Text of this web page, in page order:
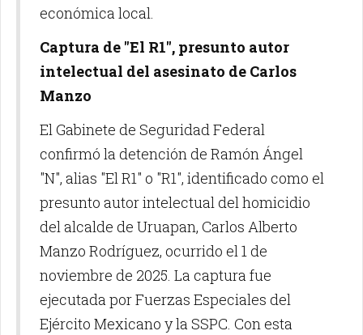
económica local.
Captura de "El R1", presunto autor
intelectual del asesinato de Carlos
Manzo
El Gabinete de Seguridad Federal
confirmó la detención de Ramón Ángel
"N", alias "El R1" o "R1", identificado como el
presunto autor intelectual del homicidio
del alcalde de Uruapan, Carlos Alberto
Manzo Rodríguez, ocurrido el 1 de
noviembre de 2025. La captura fue
ejecutada por Fuerzas Especiales del
Ejército Mexicano y la SSPC. Con esta